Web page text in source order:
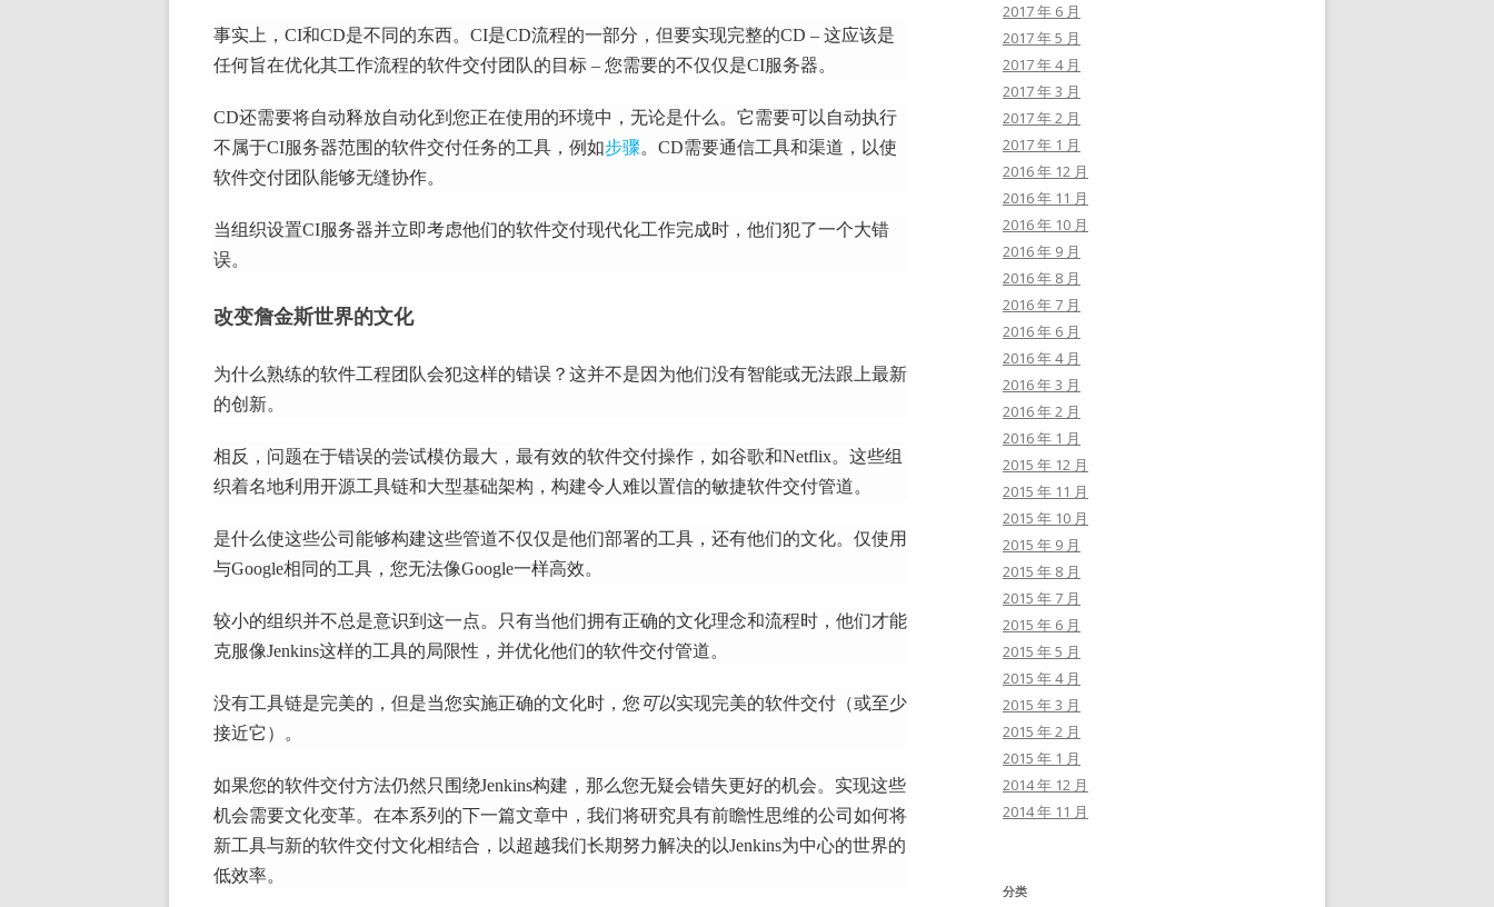
事实上，CI和CD是不同的东西。 CI是CD流程的一部分，但要实现完整的CD – 这应该是
任何旨在优化其工作流程的软件交付团队的目标 – 您需要的不仅仅是CI服务器。
CD还需要将自动释放自动化到您正在使用的环境中，无论是什么。 它需要可以自动执行
不属于CI服务器范围的软件交付任务的工具，例如步骤。 CD需要通信工具和渠道，以使
软件交付团队能够无缝协作。
当组织设置CI服务器并立即考虑他们的软件交付现代化工作完成时，他们犯了一个大错
误。
改变詹金斯世界的文化
为什么熟练的软件工程团队会犯这样的错误？ 这并不是因为他们没有智能或无法跟上最新
的创新。
相反，问题在于错误的尝试模仿最大，最有效的软件交付操作，如谷歌和Netflix。 这些组
织着名地利用开源工具链和大型基础架构，构建令人难以置信的敏捷软件交付管道。
是什么使这些公司能够构建这些管道不仅仅是他们部署的工具，还有他们的文化。 仅使用
与Google相同的工具，您无法像Google一样高效。
较小的组织并不总是意识到这一点。
只有当他们拥有正确的文化理念和流程时，他们才能
克服像Jenkins这样的工具的局限性，并优化他们的软件交付管道。
没有工具链是完美的，但是当您实施正确的文化时 ，您 可以实现完美的软件交付（或至少
接近它）。
如果您的软件交付方法仍然只围绕Jenkins构建，那么您无疑会错失更好的机会。 实现这些
机会需要文化变革。 在本系列的下一篇文章中，我们将研究具有前瞻性思维的公司如何将
新工具与新的软件交付文化相结合，以超越我们长期努力解决的以Jenkins为中心的世界的
低效率。
2017 年 6 月
2017 年 5 月
2017 年 4 月
2017 年 3 月
2017 年 2 月
2017 年 1 月
2016 年 12 月
2016 年 11 月
2016 年 10 月
2016 年 9 月
2016 年 8 月
2016 年 7 月
2016 年 6 月
2016 年 4 月
2016 年 3 月
2016 年 2 月
2016 年 1 月
2015 年 12 月
2015 年 11 月
2015 年 10 月
2015 年 9 月
2015 年 8 月
2015 年 7 月
2015 年 6 月
2015 年 5 月
2015 年 4 月
2015 年 3 月
2015 年 2 月
2015 年 1 月
2014 年 12 月
2014 年 11 月
分类